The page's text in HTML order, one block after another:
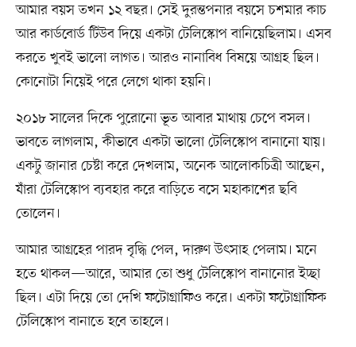
আমার বয়স তখন ১২ বছর। সেই দুরন্তপনার বয়সে চশমার কাচ
আর কার্ডবোর্ড টিউব দিয়ে একটা টেলিস্কোপ বানিয়েছিলাম। এসব
করতে খুবই ভালো লাগত। আরও নানাবিধ বিষয়ে আগ্রহ ছিল।
কোনোটা নিয়েই পরে লেগে থাকা হয়নি।
২০১৮ সালের দিকে পুরোনো ভূত আবার মাথায় চেপে বসল।
ভাবতে লাগলাম, কীভাবে একটা ভালো টেলিস্কোপ বানানো যায়।
একটু জানার চেষ্টা করে দেখলাম, অনেক আলোকচিত্রী আছেন,
যাঁরা টেলিস্কোপ ব্যবহার করে বাড়িতে বসে মহাকাশের ছবি
তোলেন।
আমার আগ্রহের পারদ বৃদ্ধি পেল, দারুণ উৎসাহ পেলাম। মনে
হতে থাকল—আরে, আমার তো শুধু টেলিস্কোপ বানানোর ইচ্ছা
ছিল। এটা দিয়ে তো দেখি ফটোগ্রাফিও করে। একটা ফটোগ্রাফিক
টেলিস্কোপ বানাতে হবে তাহলে।